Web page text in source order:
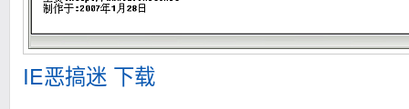
IE恶搞迷 下载